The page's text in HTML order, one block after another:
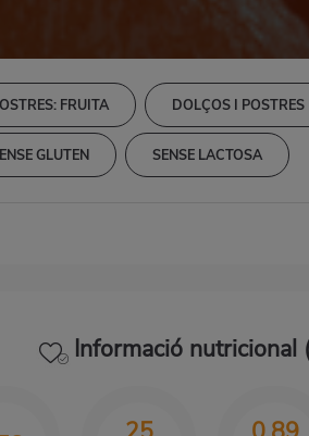
FRUITA DOLÇOS I POSTRES
GLUTEN SENSE LACTOSA
Informació nutricional